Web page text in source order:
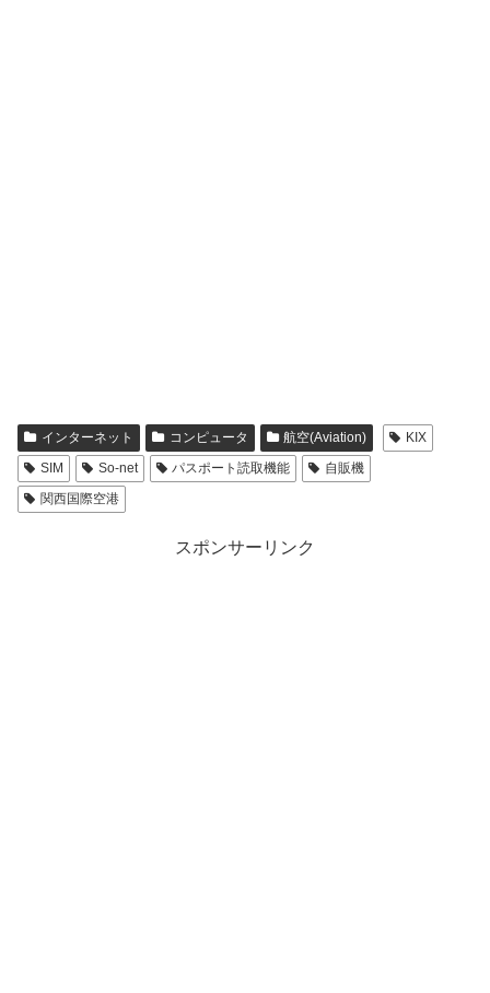
インターネット コンピュータ 航空(Aviation)
KIX
SIM
So-net パスポート読取機能
自販機
関西国際空港
スポンサーリンク